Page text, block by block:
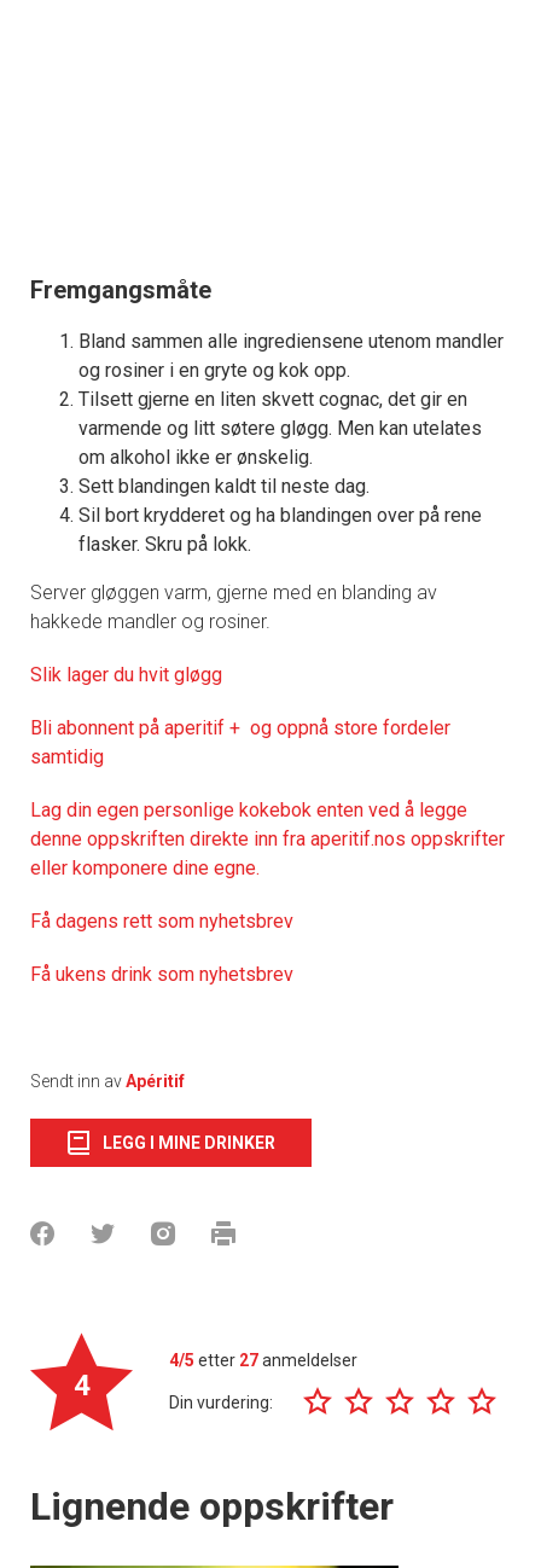
Fremgangsmåte
Bland sammen alle ingrediensene utenom mandler
og rosiner i en gryte og kok opp.
Tilsett gjerne en liten skvett cognac, det gir en
varmende og litt søtere gløgg. Men kan utelates
om alkohol ikke er ønskelig.
Sett blandingen kaldt til neste dag.
Sil bort krydderet og ha blandingen over på rene
flasker. Skru på lokk.
Server gløggen varm, gjerne med en blanding av
hakkede mandler og rosiner.
Slik lager du hvit gløgg
Bli abonnent på aperitif + og oppnå store fordeler
samtidig
Lag din egen personlige kokebok enten ved å legge
denne oppskriften direkte inn fra aperitif.nos oppskrifter
eller komponere dine egne.
Få dagens rett som nyhetsbrev
Få ukens drink som nyhetsbrev
Sendt inn avApéritif
LEGG I MINE DRINKER
4
4/5 etter 27anmeldelser
Din vurdering:
Lignende oppskrifter